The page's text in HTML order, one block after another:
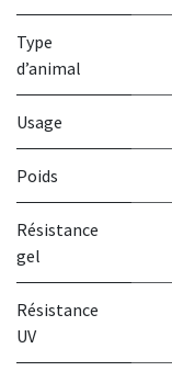
Type
d’animal
Usage
Poids
Résistance
gel
Résistance
UV